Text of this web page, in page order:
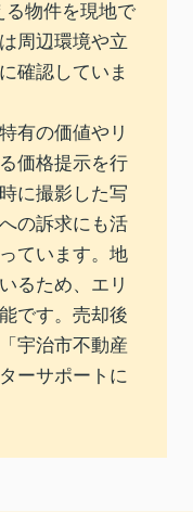
る物件を現地で
周辺環境や立
確認していま
有の価値やリ
価格提示を行
に撮影した写
の訴求にも活
ています。地
るため、エリ
です。売却後
宇治市不動産
ーサポートに